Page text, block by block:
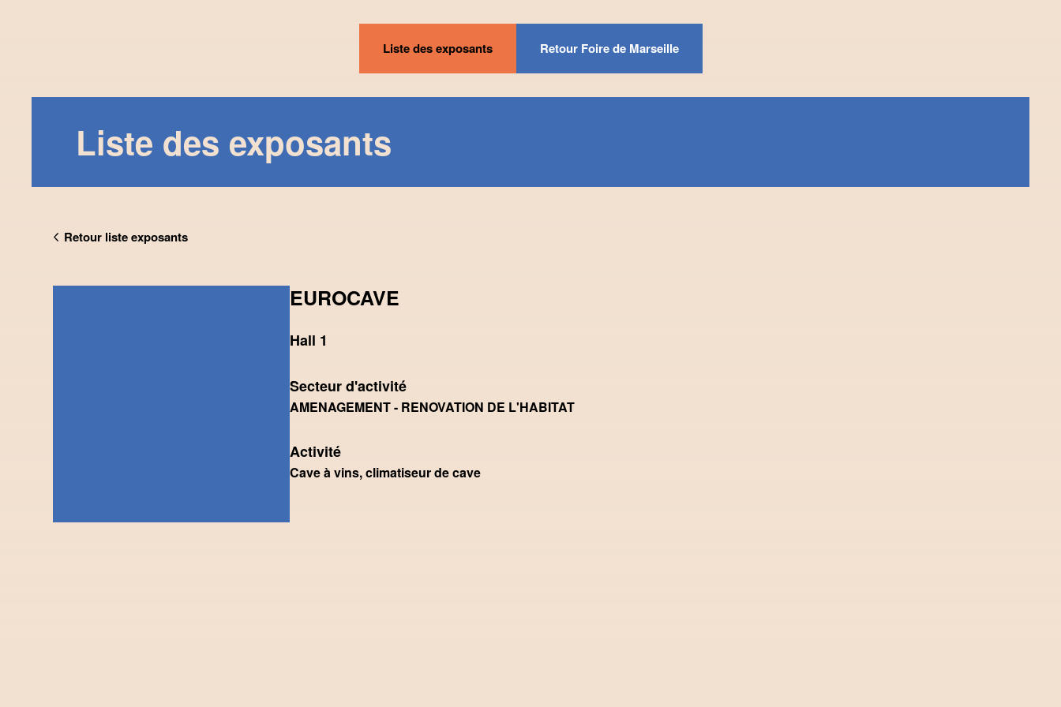
Liste des exposants Retour Foire de Marseille
Liste des exposants
Retour liste exposants
EUROCAVE
Hall 1
Secteur d'activité
AMENAGEMENT - RENOVATION DE L'HABITAT
Activité
Cave à vins, climatiseur de cave